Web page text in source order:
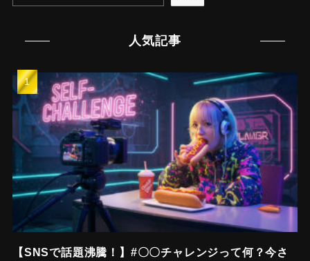
人気記事
【SNSで話題沸騰！】#〇〇チャレンジって何？今さ